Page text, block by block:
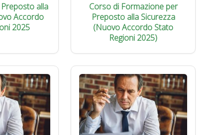
alla
Accordo
2025
Corso di Formazione per
Preposto alla Sicurezza
(Nuovo Accordo Stato
Regioni 2025)